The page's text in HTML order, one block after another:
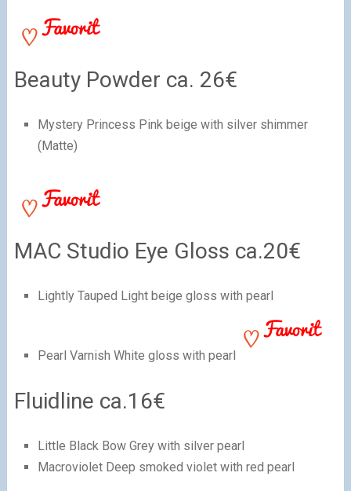
Beauty Powder ca. 26€
Mystery Princess Pink beige with silver shimmer
(Matte)
MAC Studio Eye Gloss ca.20€
Lightly Tauped Light beige gloss with pearl
Pearl Varnish White gloss with pearl
Fluidline ca.16€
Little Black Bow Grey with silver pearl
Macroviolet Deep smoked violet with red pearl